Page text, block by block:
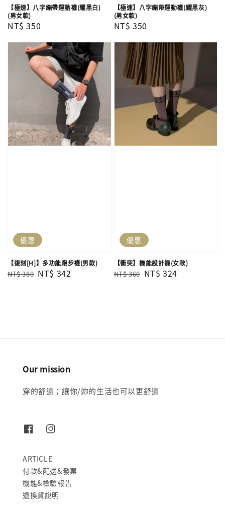
【極速】八字繃帶運動襪(耀黑白)
(男女款)
Regular
NT$ 350
【極速】八字繃帶運動襪(耀黑灰)
(男女款)
Regular
NT$ 350
優惠
【復刻[H]】多功能跑步襪(男款)
Regular
NT$ 380 Sale
NT$ 342
優惠
【衝突】機能設計襪(女款)
Regular
NT$ 360 Sale
NT$ 324
Our mission
穿的舒適；讓你/妳的生活也可以更舒適
ARTICLE
付款&配送&發票
機能&檢驗報告
退換貨說明